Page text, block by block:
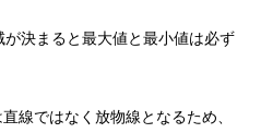
が決まると最大値と最小値は必ず
線ではなく放物線となるため、